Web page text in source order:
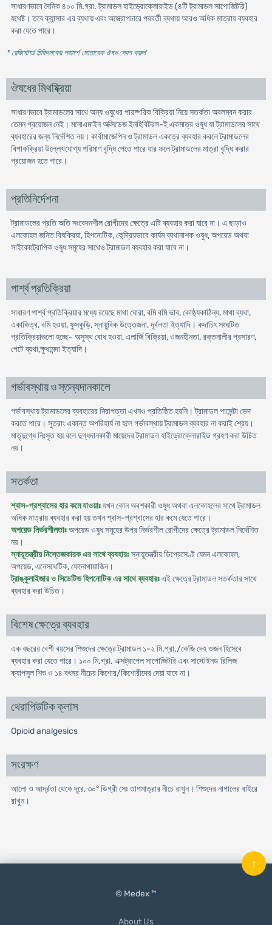
সাধারণভাবে দৈনিক ৪০০ মি.গ্রা. ট্রামাডল হাইড্রোক্লোরাইড (৪টি ট্রামাডল সাপোজিটরি)
যথেষ্ট। তবে ক্যান্সার এর ব্যথায় এবং অস্ত্রোপচারে পরবর্তী ব্যথায় আরও অধিক মাত্রায় ব্যবহার
করা যেতে পারে।
* রেজিস্টার্ড চিকিৎসকের পরামর্শ মোতাবেক ঔষধ সেবন করুন'
ঔষধের মিথষ্ক্রিয়া
সাধারণভাবে ট্রামাডলের সাথে অন্য ওষুধের পারষ্পরিক বিক্রিয়া নিয়ে সতর্কতা অবলম্বন করার
তেমন প্রয়োজন নেই। মনোএমাইন অক্সিডেজ ইনহিবিটরস-ই একমাত্র ওষুধ যা ট্রামাডলের সাথে
ব্যবহারের জন্য নির্দেশিত নয়। কার্বামাজেপিন ও ট্রামাডল একত্রে ব্যবহার করলে ট্রামাডলের
বিপাকক্রিয়া উল্লেখযোগ্য পরিমাণ বৃদ্ধি পেতে পারে যার ফলে ট্রামাডলের মাত্রা বৃদ্ধি করার
প্রয়োজন হতে পারে।
প্রতিনির্দেশনা
ট্রামাডলের প্রতি অতি সংবেদনশীল রোগীদের ক্ষেত্রে এটি ব্যবহার করা যাবে না। এ ছাড়াও
এলকোহল জনিত বিষক্রিয়া, হিপনোটিক, কেন্দ্রিয়ভাবে কার্যম ব্যথানাশক ওষুধ, অপয়েড অথবা
সাইকোট্রোপিক ওষুধ সমূহের সাথেও ট্রামাডল ব্যবহার করা যাবে না।
পার্শ্ব প্রতিক্রিয়া
সাধারণ পার্শ্ব প্রতিক্রিয়ার মধ্যে রয়েছে মাথা ঘোরা, বমি বমি ভাব, কোষ্ঠ্যকাঠিন্য, মাথা ব্যথা,
একাকিত্ব, বমি হওয়া, ফুসকুড়ি, স্নায়ুবিক উত্তেজনা, দূর্বলতা ইত্যাদি। কদাচিৎ সংঘটিত
প্রতিক্রিয়াগুলো হচ্ছে- অসুস্থ বোধ হওয়া, এলার্জি বিক্রিয়া, ওজনহীনতা, রক্তনালীর প্রসারণ,
পেটে ব্যথা,ক্ষুধামন্দা ইত্যাদি।
গর্ভাবস্থায় ও স্তন্যদানকালে
গর্ভাবস্থায় ট্রামাডলের ব্যবহারের নিরাপত্তা এখনও প্রতিষ্ঠিত হয়নি। ট্রামাডল পাসেন্টা ভেদ
করতে পারে। সুতরাং একান্ত অপরিহার্য না হলে গর্ভাবস্থায় ট্রামাডল ব্যবহার না করাই শ্রেয়।
মাতৃদুগ্ধে নিঃসৃত হয় বলে দুগ্ধদানকারী মায়েদের ট্রামাডল হাইড্রোক্লোরাইড গ্রহণ করা উচিত
নয়।
সতর্কতা
শ্বাস-প্রশ্বাসের হার কমে যাওয়াঃযখন কোন অবশকারী ওষুধ অথবা এলকোহলের সাথে ট্রামাডল
অধিক মাত্রায় ব্যবহার করা হয় তখন শ্বাস-প্রশ্বাসের হার কমে যেতে পারে।
অপয়েড নির্ভরশীলতাঃঅপয়েড ওষুধ সমূহের উপর নির্ভরশীল রোগীদের ক্ষেত্রে ট্রামাডল নির্দেশিত
নয়।
স্নায়ূতন্ত্রীয় নিস্তেজকারক এর সাথে ব্যবহারঃস্নায়ূতন্ত্রীয় ডিপ্রেসেণ্ট যেমন এলকোহল,
অপয়েড, এনেসথেটিক, ফেনোথায়াজিন।
ট্রাঙ্কুলাইজার ও সিডেটিভ হিপনোটিক এর সাথে ব্যবহারঃএই ক্ষেত্রে ট্রামাডল সতর্কতার সাথে
ব্যবহার করা উচিত।
বিশেষ ক্ষেত্রে ব্যবহার
এক বছরের বেশী বয়সের শিশুদের ক্ষেত্রে ট্রামাডল ১-২ মি.গ্রা./কেজি দেহ ওজন হিসেবে
ব্যবহার করা যেতে পারে। ১০০ মি.গ্রা. এক্সট্রাপেল সাপোজিটরি এবং সাস্টেইনড রিলিজ
ক্যাপসুল শিশু ও ১৪ বৎসর নীচের কিশোর/কিশোরীদের দেয়া যাবে না।
থেরাপিউটিক ক্লাস
Opioid analgesics
সংরক্ষণ
আলো ও আর্দ্রতা থেকে দূরে, ৩০° ডিগ্রী সেঃ তাপমাত্রার নীচে রাখুন। শিশুদের নাগালের বাইরে
রাখুন।
© Medex ™
About Us
↑